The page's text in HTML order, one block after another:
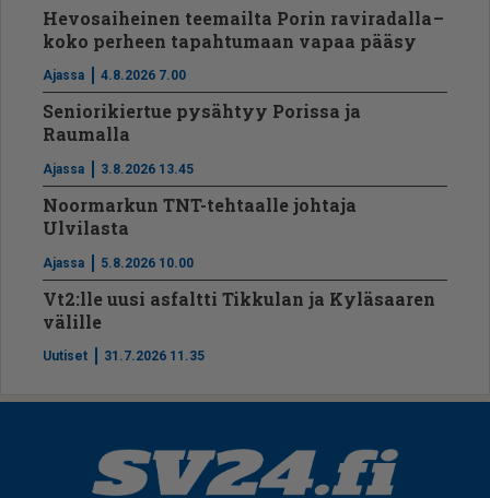
Hevosaiheinen teemailta Porin raviradalla –
koko perheen tapahtumaan vapaa pääsy
Ajassa 4.8.2026 7.00
Seniorikiertue pysähtyy Porissa ja
Raumalla
Ajassa 3.8.2026 13.45
Noormarkun TNT-tehtaalle johtaja
Ulvilasta
Ajassa 5.8.2026 10.00
Vt2:lle uusi asfaltti Tikkulan ja Kyläsaaren
välille
Uutiset 31.7.2026 11.35